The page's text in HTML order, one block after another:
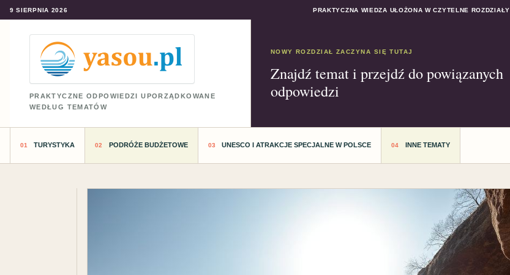
9 SIERPNIA 2026 PRAKTYCZNA WIEDZA UŁOŻONA W CZYTELNE ROZDZIAŁY
PRAKTYCZNE ODPOWIEDZI UPORZĄDKOWANE
WEDŁUG TEMATÓW
NOWY ROZDZIAŁ ZACZYNA SIĘ TUTAJ
Znajdź temat i przejdź do powiązanych
odpowiedzi
TURYSTYKA PODRÓŻE BUDŻETOWE UNESCO I ATRAKCJE SPECJALNE W POLSCE INNE TEMATY